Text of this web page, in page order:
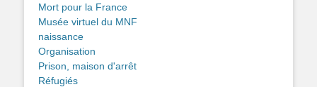
Mort pour la France
Musée virtuel du MNF
naissance
Organisation
Prison, maison d'arrêt
Réfugiés